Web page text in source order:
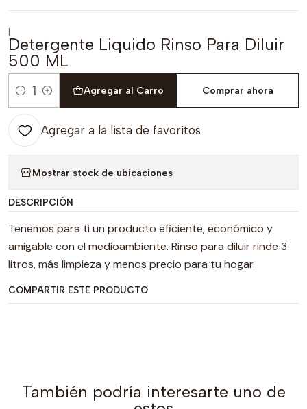
|
Detergente Liquido Rinso Para Diluir
500 ML
Cantidad
Agregar al Carro Comprar ahora
Agregar a la lista de favoritos
Mostrar stock de ubicaciones
DESCRIPCIÓN
Tenemos para ti un producto eficiente, económico y
amigable con el medioambiente. Rinso para diluir rinde 3
litros, más limpieza y menos precio para tu hogar.
COMPARTIR ESTE PRODUCTO
También podría interesarte uno de